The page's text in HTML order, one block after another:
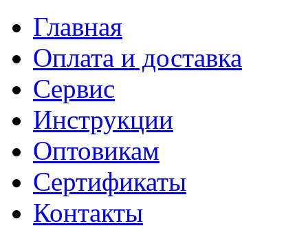
Главная
Оплата и доставка
Сервис
Инструкции
Оптовикам
Сертификаты
Контакты